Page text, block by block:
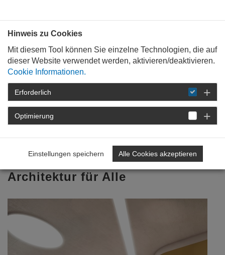
STARTSEITE
WOCHE
DER BAUKULTUR
WDB PFALZ
2016-
WOCHE DER BAUKULTUR
Auftakt in der Pfalz 2016
Architektur für Alle
Hinweis zu Cookies
Mit diesem Tool können Sie einzelne Technologien, die auf
dieser Website verwendet werden, aktivieren/deaktivieren.
Cookie Informationen.
Erforderlich
Optimierung
Einstellungen speichern Alle Cookies akzeptieren